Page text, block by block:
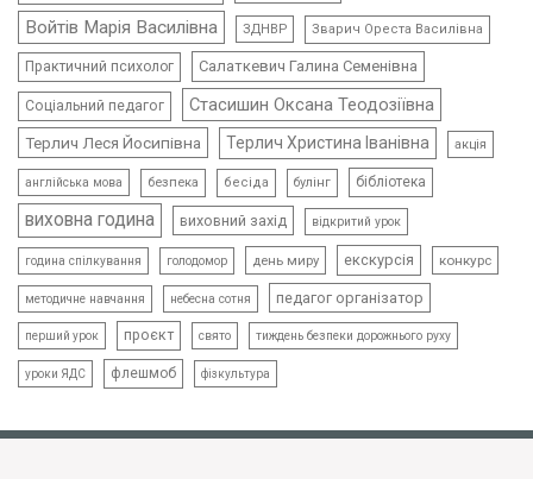
Войтів Марія Василівна ЗДНВР Зварич Ореста Василівна
Практичний психолог Салаткевич Галина Семенівна
Соціальний педагог Стасишин Оксана Теодозіївна
Терлич Леся Йосипівна Терлич Христина Іванівна акція
англійська мова безпека бесіда булінг бібліотека
виховна година виховний захід відкритий урок
година спілкування голодомор день миру екскурсія конкурс
методичне навчання небесна сотня педагог організатор
перший урок проєкт свято тиждень безпеки дорожнього руху
уроки ЯДС флешмоб фізкультура